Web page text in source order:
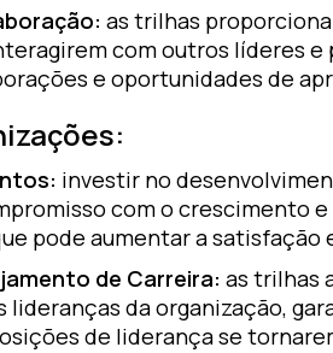
as trilhas
com outros líderes e
e oportunidades de
investir no
com o crescimento e
pode aumentar a satisfação
de Carreira: as trilhas
lideranças da organização,
de liderança se